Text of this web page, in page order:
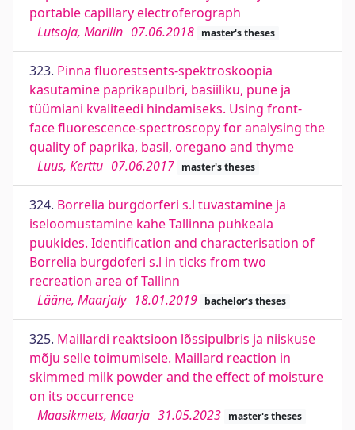
portable capillary electroferograph
Lutsoja, Marilin 07.06.2018 master's theses
323. Pinna fluorestsents-spektroskoopia
kasutamine paprikapulbri, basiiliku, pune ja
tüümiani kvaliteedi hindamiseks. Using front-
face fluorescence-spectroscopy for analysing the
quality of paprika, basil, oregano and thyme
Luus, Kerttu 07.06.2017 master's theses
324. Borrelia burgdorferi s.l tuvastamine ja
iseloomustamine kahe Tallinna puhkeala
puukides. Identification and characterisation of
Borrelia burgdoferi s.l in ticks from two
recreation area of Tallinn
Lääne, Maarjaly 18.01.2019 bachelor's theses
325. Maillardi reaktsioon lõssipulbris ja niiskuse
mõju selle toimumisele. Maillard reaction in
skimmed milk powder and the effect of moisture
on its occurrence
Maasikmets, Maarja 31.05.2023 master's theses